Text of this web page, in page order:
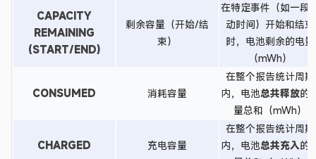
CAPACITY
REMAINING
(START/END)
剩余容量（开始/结
束）
在特定事件（如一段
动时间）开始和结束
时，电池剩余的电量
（mWh）
CONSUMED 消耗容量
在整个报告统计周期
内，电池总共释放的
量总和（mWh）
CHARGED 充电容量
在整个报告统计周期
内，电池总共充入的